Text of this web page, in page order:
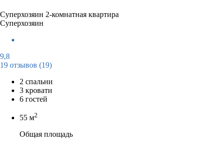
Суперхозяин 2-комнатная квартира
Суперхозяин
9,8
19 отзывов (19)
2 спальни
3 кровати
6 гостей
55 м2
Общая площадь